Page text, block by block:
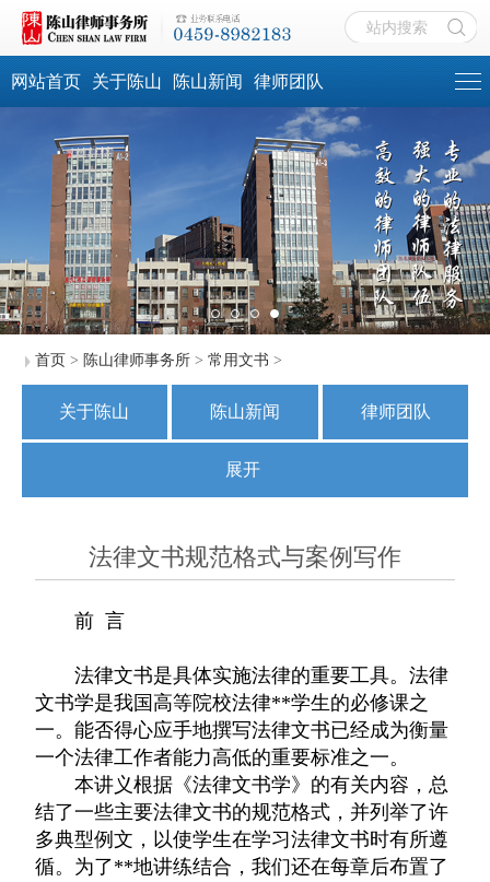
网站首页 关于陈山 陈山新闻 律师团队
首页 > 陈山律师事务所> 常用文书 >
关于陈山 陈山新闻 律师团队
社会责任
律师文苑 成功案例 常用文书
律师视频 法制热点
展开
法律文书规范格式与案例写作
前 言
法律文书是具体实施法律的重要工具。法律
文书学是我国高等院校法律**学生的必修课之
一。能否得心应手地撰写法律文书已经成为衡量
一个法律工作者能力高低的重要标准之一。
本讲义根据《法律文书学》的有关内容，总
结了一些主要法律文书的规范格式，并列举了许
多典型例文，以使学生在学习法律文书时有所遵
循。为了**地讲练结合，我们还在每章后布置了